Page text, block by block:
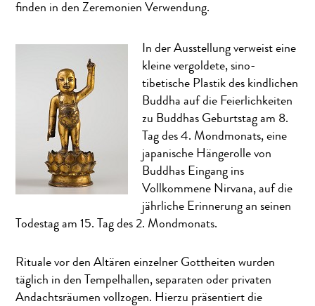
finden in den Zeremonien Verwendung.
In der Ausstellung verweist eine
kleine vergoldete, sino-
tibetische Plastik des kindlichen
Buddha auf die Feierlichkeiten
zu Buddhas Geburtstag am 8.
Tag des 4. Mondmonats, eine
japanische Hängerolle von
Buddhas Eingang ins
Vollkommene Nirvana, auf die
jährliche Erinnerung an seinen
Todestag am 15. Tag des 2. Mondmonats.
Rituale vor den Altären einzelner Gottheiten wurden
täglich in den Tempelhallen, separaten oder privaten
Andachtsräumen vollzogen. Hierzu präsentiert die